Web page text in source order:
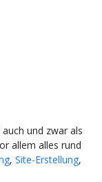
und zwar als
allem alles rund
, Site-Erstellung,